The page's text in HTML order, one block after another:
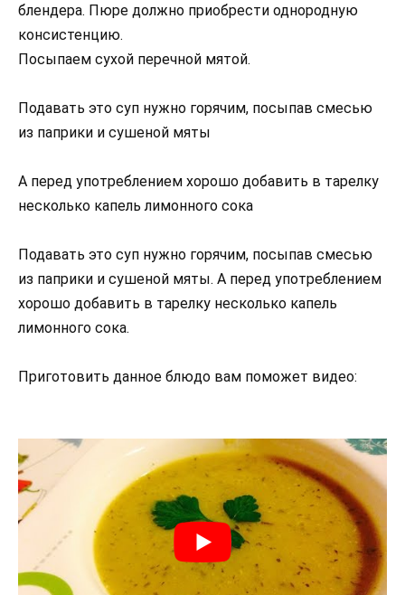
блендера. Пюре должно приобрести однородную
консистенцию.
Посыпаем сухой перечной мятой.
Подавать это суп нужно горячим, посыпав смесью
из паприки и сушеной мяты
А перед употреблением хорошо добавить в тарелку
несколько капель лимонного сока
Подавать это суп нужно горячим, посыпав смесью
из паприки и сушеной мяты. А перед употреблением
хорошо добавить в тарелку несколько капель
лимонного сока.
Приготовить данное блюдо вам поможет видео: